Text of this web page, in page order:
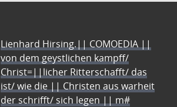
Lienhard Hirsing.|| COMOEDIA ||
von dem geystlichen kampff/
Christ=||licher Ritterschafft/ das
ist/ wie die || Christen aus warheit
der schrifft/ sich legen || m#